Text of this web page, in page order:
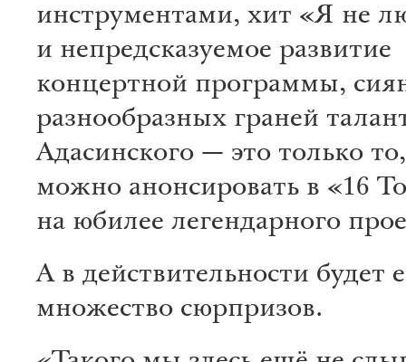
инструментами, хит «Я не
и непредсказуемое развитие
концертной программы,
разнообразных граней
Адасинского — это только
можно анонсировать в «16
на юбилее легендарного
А в действительности будет
множество сюрпризов.